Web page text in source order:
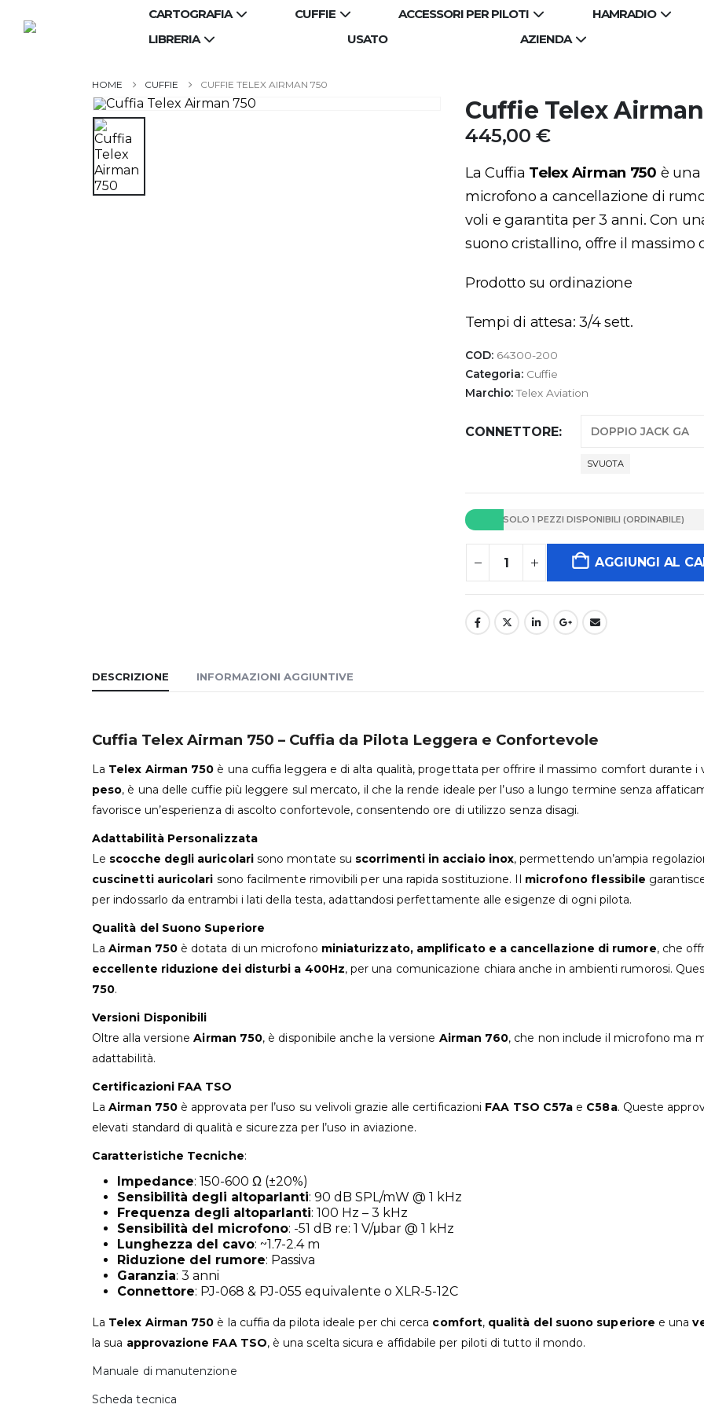
CARTOGRAFIA CUFFIE ACCESSORI PER PILOTI
HAMRADIO
LIBRERIA
USATO AZIENDA
CUFFIE CUFFIE TELEX AIRMAN 750
Cuffie Telex
445,00 €
La Cuffia Telex Airman 750 è una
microfono a cancellazione di
voli e garantita per 3 anni. Con
suono cristallino, offre il massimo
Prodotto su ordinazione
Tempi di attesa: 3/4 sett.
COD: 64300-200
Categoria: Cuffie
Marchio:Telex Aviation
CONNETTORE
SVUOTA
SOLO 1 PEZZI DISPONIBILI (ORDINABILE)
AGGIUNGI AL
DESCRIZIONE INFORMAZIONI AGGIUNTIVE
Cuffia Telex Airman 750 – Cuffia da Pilota Leggera e Confortevole
La Telex Airman 750 è una cuffia leggera e di alta qualità, progettata per offrire il massimo comfort durante i
peso, è una delle cuffie più leggere sul mercato, il che la rende ideale per l’uso a lungo termine senza
favorisce un’esperienza di ascolto confortevole, consentendo ore di utilizzo senza disagi.
Adattabilità Personalizzata
Le scocche degli auricolarisono montate su scorrimenti in acciaio inox, permettendo un’ampia
cuscinetti auricolari sono facilmente rimovibili per una rapida sostituzione. Il microfono flessibile
per indossarlo da entrambi i lati della testa, adattandosi perfettamente alle esigenze di ogni pilota.
Qualità del Suono Superiore
LaAirman 750è dotata di un microfono miniaturizzato, amplificato e a cancellazione di rumore, che
eccellente riduzione dei disturbi a 400Hz, per una comunicazione chiara anche in ambienti rumorosi.
750.
Versioni Disponibili
Oltre alla versioneAirman 750, è disponibile anche la versione Airman 760, che non include il microfono ma
adattabilità.
Certificazioni FAA TSO
LaAirman 750è approvata per l’uso su velivoli grazie alle certificazioni FAA TSO C57a e C58a. Queste
elevati standard di qualità e sicurezza per l’uso in aviazione.
Caratteristiche Tecniche:
Impedance: 150-600 Ω (±20%)
Sensibilità degli altoparlanti: 90 dB SPL/mW @ 1 kHz
Frequenza degli altoparlanti: 100 Hz – 3 kHz
Sensibilità del microfono: -51 dB re: 1 V/μbar @ 1 kHz
Lunghezza del cavo: ~1.7-2.4 m
Riduzione del rumore: Passiva
Garanzia: 3 anni
Connettore: PJ-068 & PJ-055 equivalente o XLR-5-12C
La Telex Airman 750 è la cuffia da pilota ideale per chi cerca comfort, qualità del suono superiore e una
la sua approvazione FAA TSO, è una scelta sicura e affidabile per piloti di tutto il mondo.
Manuale di manutenzione
Scheda tecnica